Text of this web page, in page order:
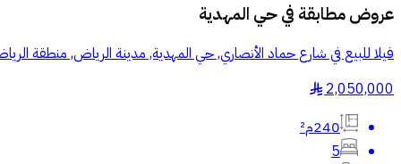
عروض مطابقة فيحي المهدية
فيلا للبيع في شارع حماد الأنصاري, حي المهدية, مدينة الرياض, منطقة
2,050,000
§
240م²
5